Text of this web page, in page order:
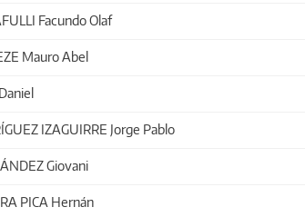
Facundo Olaf
Mauro Abel
IZAGUIRRE Jorge Pablo
Giovani
PICA Hernán